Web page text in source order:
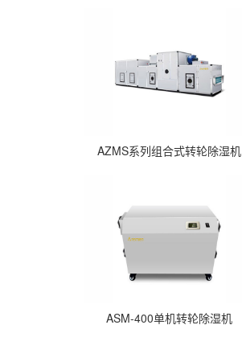
AZMS系列组合式转轮除湿机
ASM-400单机转轮除湿机